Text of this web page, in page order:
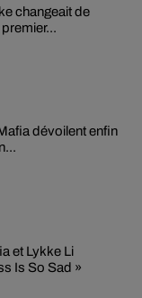
changeait de
dévoilent enfin
et Lykke Li
Is So Sad »